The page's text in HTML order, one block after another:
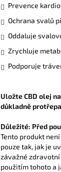
Prevence
Ochrana svalů
Oddaluje
Zrychluje
Podporuje
Uložte CBD olej
důkladně
Důležité: Před
Tento produkt
pouze tak, jak je
závažné
použitím tohoto a